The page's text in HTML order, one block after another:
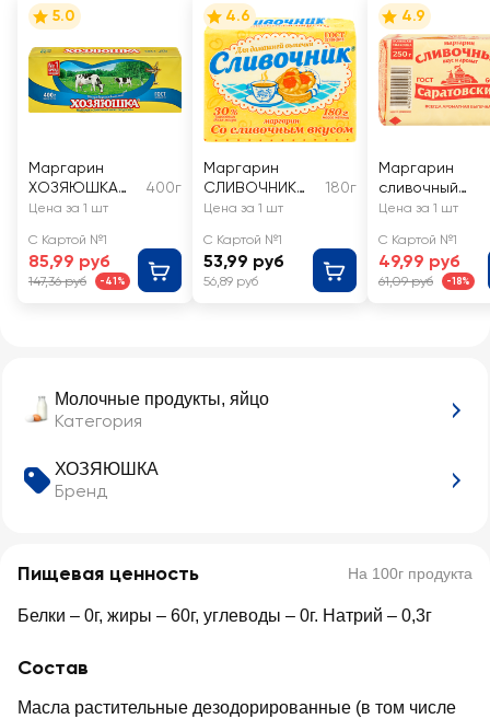
Молочные продукты, яйцо
Категория
ХОЗЯЮШКА
Бренд
Пищевая ценность На 100г продукта
Белки – 0г, жиры – 60г, углеводы – 0г. Натрий – 0,3г
Состав
Масла растительные дезодорированные (в том числе
5.0
Маргарин
ХОЗЯЮШКА
Нижегородски
60%, с змж
400г
Цена за 1 шт
С Картой №1
85,99 руб
147,36 руб -41%
4.6
Маргарин
СЛИВОЧНИК
Сливочный 30%
180г
Цена за 1 шт
С Картой №1
53,99 руб
56,89 руб
4.9
Маргарин
сливочный
САРАТОВСКИЙ
вкусом и
ароматом 60%
Цена за 1 шт
С Картой №1
49,99 руб
61,09 руб -18%